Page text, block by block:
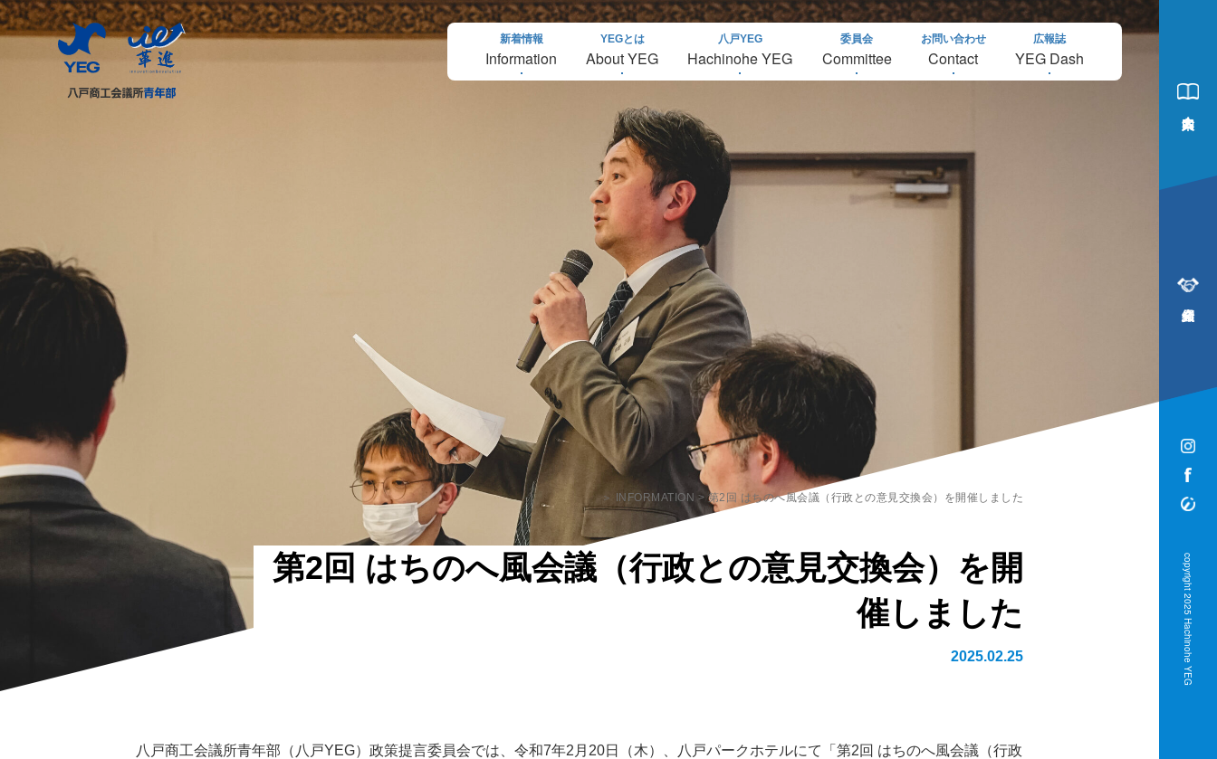
新着情報
Information
YEGとは
About YEG
八戸YEG
Hachinohe YEG
委員会
Committee
お問い合わせ
Contact
広報誌
YEG Dash
＞ INFORMATION > 第2回 はちのへ風会議（行政との意見交換会）を開催しました
第2回 はちのへ風会議（行政との意見交換会）を開
催しました
2025.02.25
八戸商工会議所青年部（八戸YEG）政策提言委員会では、令和7年2月20日（木）、八戸パークホテルにて「第2回 はちのへ風会議（行政
copyright 2025 Hachinohe YEG